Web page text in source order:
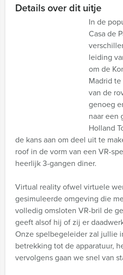
Details over dit uitje
In de
Casa de
leiding
om de
Madrid
van de
genoeg
naar een
Holland
de kans aan om deel uit te
roof in de vorm van een VR-
heerlijk 3-gangen diner.
Virtual reality ofwel virtuele
gesimuleerde omgeving die
volledig omsloten VR-bril de
geeft alsof hij of zij er
Onze spelbegeleider zal jullie
betrekking tot de apparatuur,
vervolgens gaan we snel van